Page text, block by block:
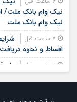
نیک وام بانک ملت/
نیک وام بانک ملت
اقساط و نحوه